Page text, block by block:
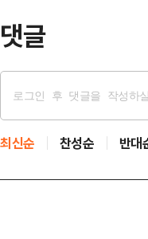
댓글
최신순 찬성순 반대